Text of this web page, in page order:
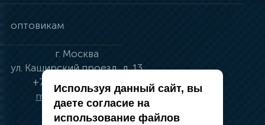
оптовикам
г. Москва
ул. Каширский проезд, д. 13
+7 (495) 134-41-83
moskva@vincci.ru
Используя данный сайт, вы
даете согласие на
использование файлов